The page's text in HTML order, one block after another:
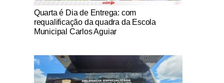
Notícias Católicas
Quarta é Dia de Entrega: com
requalificação da quadra da Escola
Municipal Carlos Aguiar